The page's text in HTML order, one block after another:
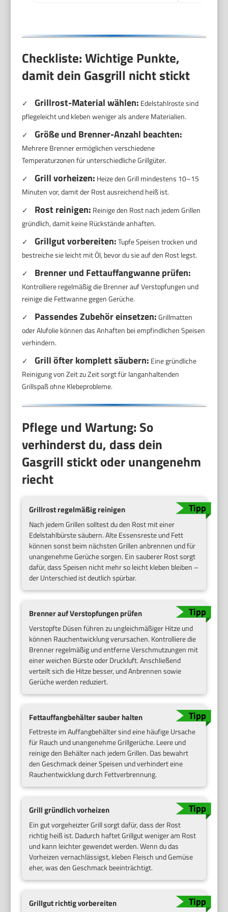
Checkliste: Wichtige Punkte,
damit dein Gasgrill nicht stickt
✓ Grillrost-Material wählen: Edelstahlroste sind
pflegeleicht und kleben weniger als andere Materialien.
✓
Größe und Brenner-Anzahl beachten:
Mehrere Brenner ermöglichen verschiedene
Temperaturzonen für unterschiedliche Grillgüter.
✓
Grill vorheizen: Heize den Grill mindestens 10–15
Minuten vor, damit der Rost ausreichend heiß ist.
✓
Rost reinigen: Reinige den Rost nach jedem Grillen
gründlich, damit keine Rückstände anhaften.
✓
Grillgut vorbereiten:Tupfe Speisen trocken und
bestreiche sie leicht mit Öl, bevor du sie auf den Rost legst.
✓
Brenner und Fettauffangwanne prüfen:
Kontrolliere regelmäßig die Brenner auf Verstopfungen und
reinige die Fettwanne gegen Gerüche.
✓
Passendes Zubehör einsetzen:Grillmatten
oder Alufolie können das Anhaften bei empfindlichen Speisen
verhindern.
✓
Grill öfter komplett säubern: Eine gründliche
Reinigung von Zeit zu Zeit sorgt für langanhaltenden
Grillspaß ohne Klebeprobleme.
Pflege und Wartung: So
verhinderst du, dass dein
Gasgrill stickt oder unangenehm
riecht
Grillrost regelmäßig reinigen
Nach jedem Grillen solltest du den Rost mit einer
Edelstahlbürste säubern. Alte Essensreste und Fett
können sonst beim nächsten Grillen anbrennen und für
unangenehme Gerüche sorgen. Ein sauberer Rost sorgt
dafür, dass Speisen nicht mehr so leicht kleben bleiben –
der Unterschied ist deutlich spürbar.
Brenner auf Verstopfungen prüfen
Verstopfte Düsen führen zu ungleichmäßiger Hitze und
können Rauchentwicklung verursachen. Kontrolliere die
Brenner regelmäßig und entferne Verschmutzungen mit
einer weichen Bürste oder Druckluft. Anschließend
verteilt sich die Hitze besser, und Anbrennen sowie
Gerüche werden reduziert.
Fettauffangbehälter sauber halten
Fettreste im Auffangbehälter sind eine häufige Ursache
für Rauch und unangenehme Grillgerüche. Leere und
reinige den Behälter nach jedem Grillen. Das bewahrt
den Geschmack deiner Speisen und verhindert eine
Rauchentwicklung durch Fettverbrennung.
Grill gründlich vorheizen
Ein gut vorgeheizter Grill sorgt dafür, dass der Rost
richtig heiß ist. Dadurch haftet Grillgut weniger am Rost
und kann leichter gewendet werden. Wenn du das
Vorheizen vernachlässigst, kleben Fleisch und Gemüse
eher, was den Geschmack beeinträchtigt.
Grillgut richtig vorbereiten